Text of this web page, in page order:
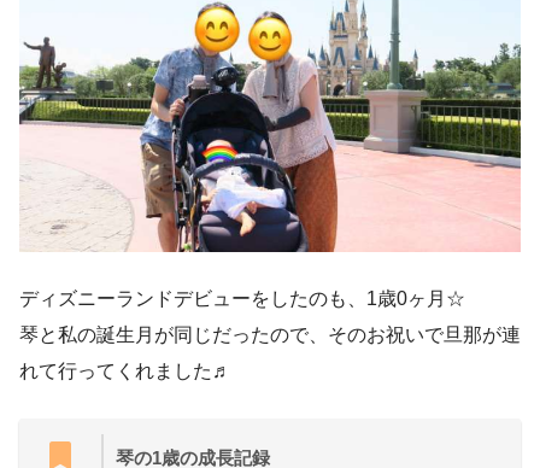
ディズニーランドデビューをしたのも、1歳0ヶ月☆
琴と私の誕生月が同じだったので、そのお祝いで旦那が連
れて行ってくれました♬
琴の1歳の成長記録